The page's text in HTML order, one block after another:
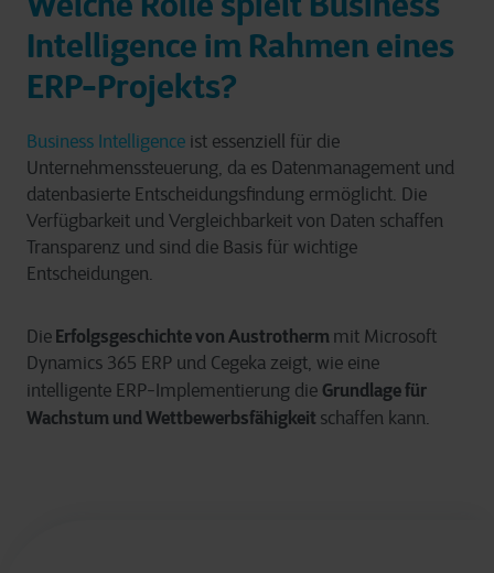
Intelligence im Rahmen eines
ERP-Projekts?
Business Intelligence ist essenziell für die
Unternehmenssteuerung, da es Datenmanagement und
datenbasierte Entscheidungsfindung ermöglicht. Die
Verfügbarkeit und Vergleichbarkeit von Daten schaffen
Transparenz und sind die Basis für wichtige
Entscheidungen.
Die Erfolgsgeschichte von Austrotherm mit Microsoft
Dynamics 365 ERP und Cegeka zeigt, wie eine
intelligente ERP-Implementierung die Grundlage für
Wachstum und Wettbewerbsfähigkeit schaffen kann.